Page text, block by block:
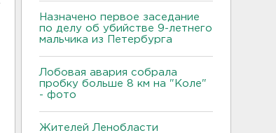
Назначено первое заседание
по делу об убийстве 9-летнего
мальчика из Петербурга
Лобовая авария собрала
пробку больше 8 км на "Коле"
- фото
Жителей Ленобласти